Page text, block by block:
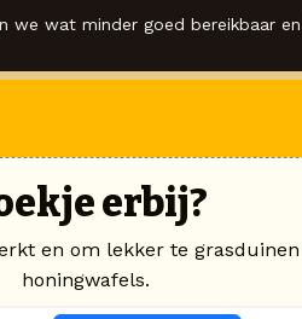
we wat minder goed bereikbaar
erbij?
en om lekker te
honingwafels.